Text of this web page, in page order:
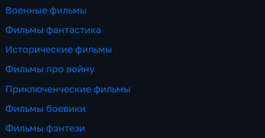
Военные фильмы
Фильмы фантастика
Исторические фильмы
Фильмы про войну
Приключенческие фильмы
Фильмы боевики
Фильмы фэнтези